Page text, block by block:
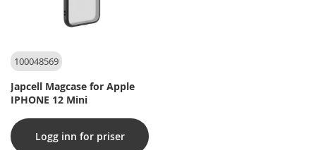
100048569
Japcell Magcase for Apple
IPHONE 12 Mini
Logg inn for priser